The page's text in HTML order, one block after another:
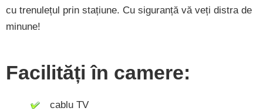
cu trenulețul prin stațiune. Cu siguranță vă veți distra de
minune!
Facilități în camere:
cablu TV